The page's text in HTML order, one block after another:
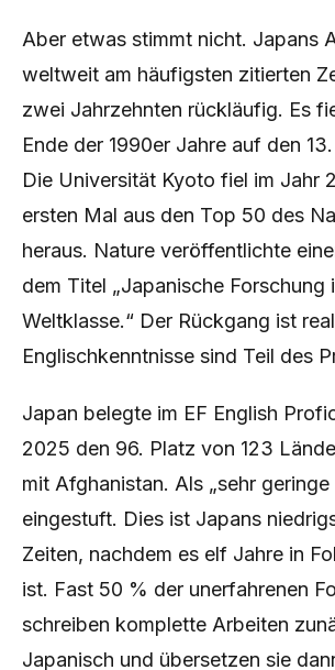
Aber etwas stimmt nicht. Japans
weltweit am häufigsten zitierten
zwei Jahrzehnten rückläufig. Es
Ende der 1990er Jahre auf den
Die Universität Kyoto fiel im Jahr
ersten Mal aus den Top 50 des
heraus. Nature veröffentlichte
dem Titel „Japanische Forschung
Weltklasse.“ Der Rückgang ist
Englischkenntnisse sind Teil des
Japan belegte im EF English
2025 den 96. Platz von 123
mit Afghanistan. Als „sehr geringe
eingestuft. Dies ist Japans
Zeiten, nachdem es elf Jahre in
ist. Fast 50 % der unerfahrenen
schreiben komplette Arbeiten
Japanisch und übersetzen sie